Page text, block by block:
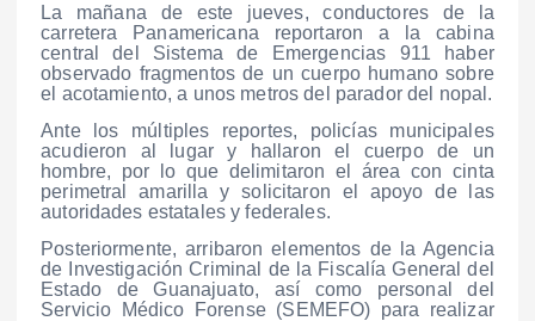
La mañana de este jueves, conductores de la
carretera Panamericana reportaron a la cabina
central del Sistema de Emergencias 911 haber
observado fragmentos de un cuerpo humano sobre
el acotamiento, a unos metros del parador del nopal.
Ante los múltiples reportes, policías municipales
acudieron al lugar y hallaron el cuerpo de un
hombre, por lo que delimitaron el área con cinta
perimetral amarilla y solicitaron el apoyo de las
autoridades estatales y federales.
Posteriormente, arribaron elementos de la Agencia
de Investigación Criminal de la Fiscalía General del
Estado de Guanajuato, así como personal del
Servicio Médico Forense (SEMEFO) para realizar